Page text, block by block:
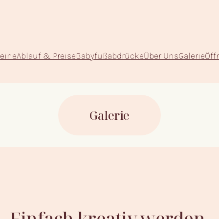
Ablauf & PreiseBabyfußabdrückeÜber UnsGalerie
Galerie